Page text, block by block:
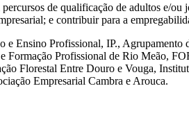
de qualificação de adultos e/ou
e contribuir para a
Ensino Profissional, IP., Agrupamento
Profissional de Rio Meão,
Florestal Entre Douro e Vouga,
Empresarial Cambra e Arouca.